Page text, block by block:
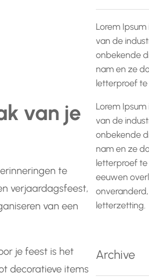
van je
te
verjaardagsfeest,
van een
je feest is het
decoratieve items
Lorem
van de
onbekende
nam en ze
letterproef te
Lorem
van de
onbekende
nam en ze
letterproef te
eeuwen
letterzetting.
Archive